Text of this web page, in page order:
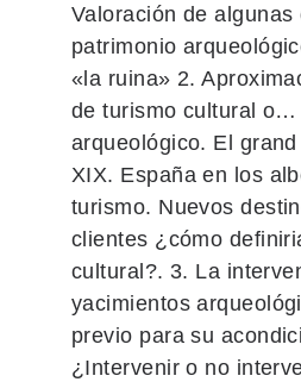
Valoración de
patrimonio
«la ruina» 2.
de turismo cultural o…
arqueológico. El
XIX. España en los
turismo. Nuevos
clientes ¿cómo
cultural?. 3. La
yacimientos
previo para su
¿Intervenir o no